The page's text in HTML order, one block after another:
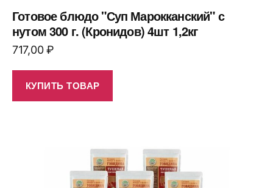
Готовое блюдо "Суп Марокканский" с
нутом 300 г. (Кронидов) 4шт 1,2кг
717,00₽
КУПИТЬ ТОВАР